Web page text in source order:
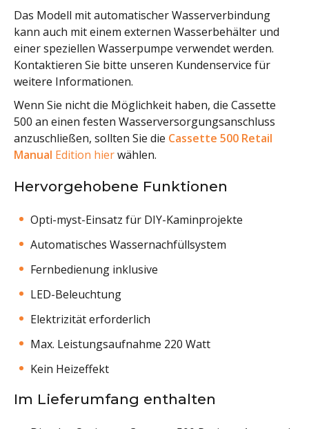
Das Modell mit automatischer Wasserverbindung
kann auch mit einem externen Wasserbehälter und
einer speziellen Wasserpumpe verwendet werden.
Kontaktieren Sie bitte unseren Kundenservice für
weitere Informationen.
Wenn Sie nicht die Möglichkeit haben, die Cassette
500 an einen festen Wasserversorgungsanschluss
anzuschließen, sollten Sie die Cassette 500 Retail
Manual Edition hierwählen.
Hervorgehobene Funktionen
Opti-myst-Einsatz für DIY-Kaminprojekte
Automatisches Wassernachfüllsystem
Fernbedienung inklusive
LED-Beleuchtung
Elektrizität erforderlich
Max. Leistungsaufnahme 220 Watt
Kein Heizeffekt
Im Lieferumfang enthalten